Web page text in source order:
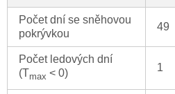
Počet dní se sněhovou
pokrývkou
49
Počet ledových dní
(Tmax < 0) 1